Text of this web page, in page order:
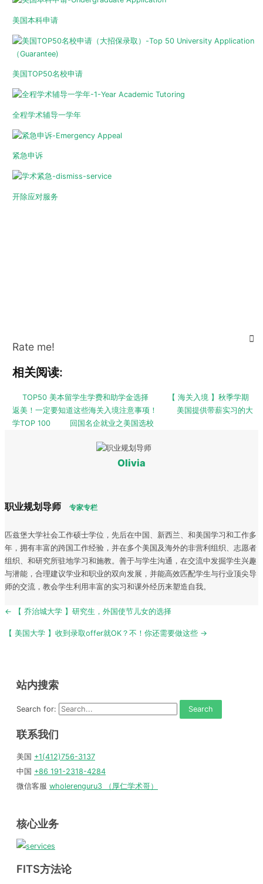
美国本科申请
美国TOP50名校申请
全程学术辅导一学年
紧急申诉
开除应对服务
Rate me!
相关阅读:
TOP50 美本留学生学费和助学金选择
【 海关入境 】秋季学期
返美！一定要知道这些海关入境注意事项！
美国提供带薪实习的大
学TOP 100
回国名企就业之美国选校
Olivia
职业规划导师 专家专栏
匹兹堡大学社会工作硕士学位，先后在中国、新西兰、和美国学习和工作多
年，拥有丰富的跨国工作经验，并在多个美国及海外的非营利组织、志愿者
组织、和研究所驻地学习和施教。善于与学生沟通，在交流中发掘学生兴趣
与潜能，合理建议学业和职业的双向发展，并能高效匹配学生与行业顶尖导
师的交流，教会学生利用丰富的实习和课外经历来塑造自我。
Post
← 【 乔治城大学 】研究生，外国使节儿女的选择
【 美国大学 】收到录取offer就OK？不！你还需要做这些 →
站内搜索
Search for:
联系我们
美国 +1(412)756-3137
中国 +86 191-2318-4284
微信客服 wholerenguru3 （厚仁学术哥）
核心业务
FITS方法论